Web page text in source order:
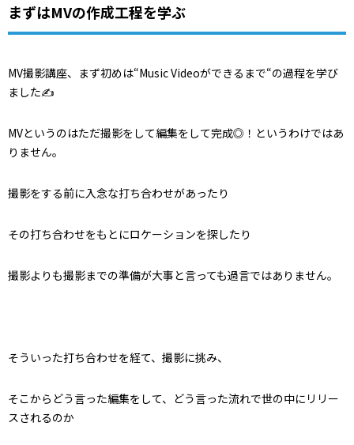
まずはMVの作成工程を学ぶ
MV撮影講座、まず初めは“Music Videoができるまで“の過程を学び
ました✍️
MVというのはただ撮影をして編集をして完成◎！というわけではあ
りません。
撮影をする前に入念な打ち合わせがあったり
その打ち合わせをもとにロケーションを探したり
撮影よりも撮影までの準備が大事と言っても過言ではありません。
そういった打ち合わせを経て、撮影に挑み、
そこからどう言った編集をして、どう言った流れで世の中にリリー
スされるのか